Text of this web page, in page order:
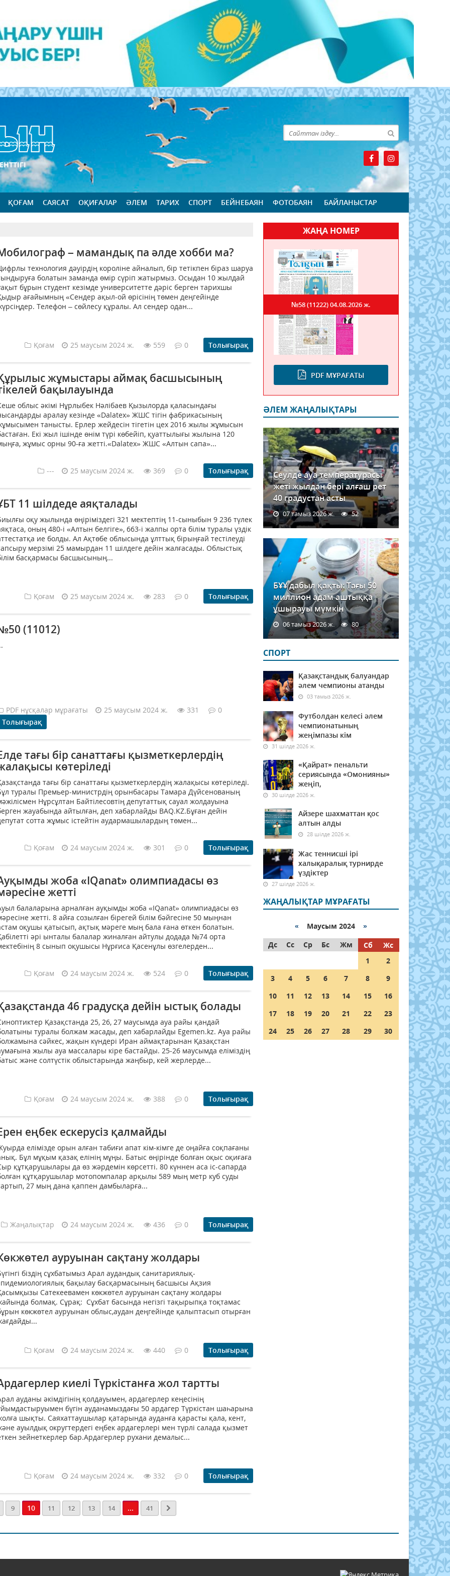
ҚОҒАМ САЯСАТ ОҚИҒАЛАР ӘЛЕМ ТАРИХ СПОРТ БЕЙНЕБАЯН ФОТОБАЯН БАЙЛАНЫСТАР
– мамандық па әлде хобби ма?
технология дәуірдің короліне айналып, бір тетікпен біраз шаруа
болатын заманда өмір сүріп жатырмыз. Осыдан 10 жылдай
бұрын студент кезімде университетте дәріс берген тарихшы
ағайымның «Сендер ақыл-ой өрісінің төмен деңгейінде
Телефон – сөйлесу құралы. Ал сендер одан...
Қоғам 25 маусым 2024 ж. 559 0 Толығырақ
жұмыстары аймақ басшысының
бақылауында
облыс әкімі Нұрлыбек Нәлібаев Қызылорда қаласындағы
аралау кезінде «Dalatex» ЖШС тігін фабрикасының
танысты. Ерлер жейдесін тігетін цех 2016 жылы жұмысын
Екі жыл ішінде өнім түрі көбейіп, қуаттылығы жылына 120
жұмыс орны 90-ға жетті.«Dalatex» ЖШС «Алтын сапа»...
--- 25 маусым 2024 ж. 369 0 Толығырақ
11 шілдеде аяқталады
оқу жылында өңіріміздегі 321 мектептің 11-сыныбын 9 236 түлек
оның 480-і «Алтын белгіге», 663-і жалпы орта білім туралы үздік
ие болды. Ал Ақтөбе облысында ұлттық бірыңғай тестілеуді
мерзімі ­­­25 мамырдан 11 шілдеге дейін жалғасады. Облыстық
басқармасы басшысының...
Қоғам 25 маусым 2024 ж. 283 0 Толығырақ
(11012)
PDF нұсқалар мұрағаты 25 маусым 2024 ж. 331
0
Толығырақ
тағы бір санаттағы қызметкерлердің
көтеріледі
тағы бір санаттағы қызметкерлердің жалақысы көтеріледі.
туралы Премьер-министрдің орынбасары Тамара Дүйсенованың
Нұрсұлтан Байтілесовтің депутаттық сауал жолдауына
жауабында айтылған, деп хабарлайды BAQ.KZ.Бұған дейін
сотта жұмыс істейтін аудармашылардың төмен...
Қоғам 24 маусым 2024 ж. 301 0 Толығырақ
жоба «IQanat» олимпиадасы өз
жетті
балаларына арналған ауқымды жоба «IQanat» олимпиадасы өз
жетті. 8 айға созылған бірегей білім бәйгесіне 50 мыңнан
оқушы қатысып, ақтық мәреге мың бала ғана өткен болатын.
әрі ынталы балалар жиналған айтулы додада №74 орта
8 сынып оқушысы Нұрғиса Қасенұлы өзгелерден...
Қоғам 24 маусым 2024 ж. 524 0 Толығырақ
46 градусқа дейін ыстық болады
Қазақстанда 25, 26, 27 маусымда ауа райы қандай
туралы болжам жасады, деп хабарлайды Egemen.kz. Ауа райы
сәйкес, жақын күндері Иран аймақтарынан Қазақстан
жылы ауа массалары кіре бастайды. 25-26 маусымда еліміздің
және солтүстік облыстарында жаңбыр, кей жерлерде...
Қоғам 24 маусым 2024 ж. 388 0 Толығырақ
еңбек ескерусіз қалмайды
елімізде орын алған табиғи апат кім-кімге де оңайға соқпағаны
Бұл мұқым қазақ елінің мұңы. Батыс өңірінде болған оқыс оқиғаға
құтқарушылары да өз жәрдемін көрсетті. 80 күннен аса іс-сапарда
құтқарушылар мотопомпалар арқылы 589 мың метр куб суды
27 мың дана қаппен дамбыларға...
Жаңалықтар 24 маусым 2024 ж. 436 0 Толығырақ
ауруынан сақтану жолдары
біздің сұхбатымыз Арал аудандық санитариялық-
бақылау басқармасының басшысы Ақзия
Сатекеевамен көкжөтел ауруынан сақтану жолдары
болмақ. Сұрақ: Сұхбат басында негізгі тақырыпқа тоқтамас
көкжөтел ауруынан облыс,аудан деңгейінде қалыптасып отырған
Қоғам 24 маусым 2024 ж. 440 0 Толығырақ
киелі Түркістанға жол тартты
ауданы әкімдігінің қолдауымен, ардагерлер кеңесінің
бүгін ауданамыздағы 50 ардагер Түркістан шаһарына
шықты. Саяхаттаушылар қатарында ауданға қарасты қала, кент,
ауылдық округтердегі еңбек ардагерлері мен түрлі салада қызмет
зейнеткерлер бар.Ардагерлер рухани демалыс...
Қоғам 24 маусым 2024 ж. 332 0 Толығырақ
9 10 11 12 13 14 ... 41
ЖАҢА НОМЕР
PDF МҰРАҒАТЫ
№58 (11222)04.08.2026 ж.
ӘЛЕМ ЖАҢАЛЫҚТАРЫ
Сеулде ауа температурасы
жеті жылдан бері алғаш рет
40 градустан асты
07 тамыз 2026 ж. 52
БҰҰ дабыл қақты: Тағы 50
миллион адам аштыққа
ұшырауы мүмкін
06 тамыз 2026 ж. 80
СПОРТ
Қазақстандық балуандар
әлем чемпионы атанды
03 тамыз 2026 ж.
Футболдан келесі әлем
чемпионатының
жеңімпазы кім
31 шілде 2026 ж.
«Қайрат» пенальти
сериясында «Омонияны»
жеңіп,
30 шілде 2026 ж.
Айзере шахматтан қос
алтын алды
28 шілде 2026 ж.
Жас теннисші ірі
халықаралық турнирде
үздіктер
27 шілде 2026 ж.
ЖАҢАЛЫҚТАР МҰРАҒАТЫ
« Маусым 2024 »
Дс
Сс Ср Бс Жм Сб
Жс
1
2
3
4 5 6 7 8
9
10
11 12 13 14 15
16
17
18 19 20 21 22
23
24
25 26 27 28 29 30